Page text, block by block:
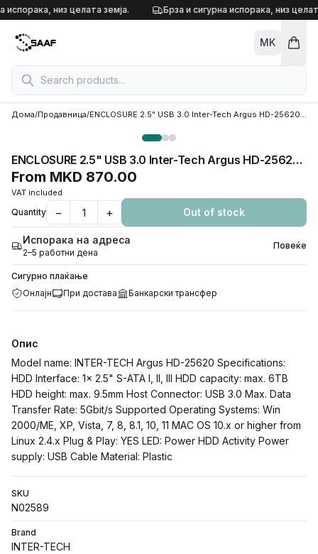
Skip to content
испорака, низ целата земја. Брза и сигурна испорака, низ
MK
Дома/Продавница/ ENCLOSURE 2.5" USB 3.0 Inter-Tech Argus HD-25620 (back to the 80's), 88884113
ENCLOSURE 2.5" USB 3.0 Inter-Tech Argus HD-25620 (back to the 80's), 88884113
From MKD 870.00
VAT included
Quantity − + Out of stock
Испорака на адреса
2–5 работни дена
Повеќе
Сигурно плаќање
Онлајн
При достава Банкарски трансфер
Опис
Model name: INTER-TECH Argus HD-25620 Specifications:
HDD Interface: 1x 2.5" S-ATA I, II, III HDD capacity: max. 6TB
HDD height: max. 9.5mm Host Connector: USB 3.0 Max. Data
Transfer Rate: 5Gbit/s Supported Operating Systems: Win
2000/ME, XP, Vista, 7, 8, 8.1, 10, 11 MAC OS 10.x or higher from
Linux 2.4.x Plug & Play: YES LED: Power HDD Activity Power
supply: USB Cable Material: Plastic
SKU
N02589
Brand
INTER-TECH